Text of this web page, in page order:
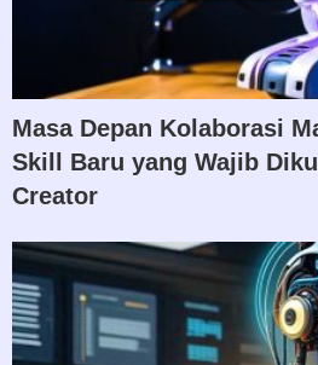
Masa Depan Kolaborasi
Skill Baru yang Wajib
Creator